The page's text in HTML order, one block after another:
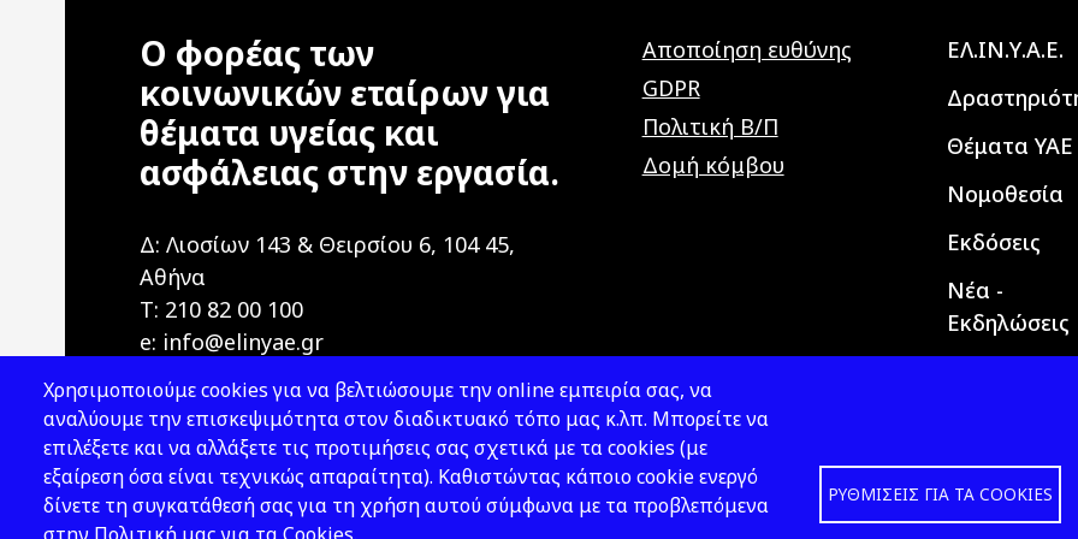
Ο φορέας των
κοινωνικών εταίρων για
θέματα υγείας και
ασφάλειας στην εργασία.
Δ: Λιοσίων 143 & Θειρσίου 6, 104 45,
Αθήνα
T: 210 82 00 100
e: info@elinyae.gr
Αποποίηση ευθύνης
GDPR
Πολιτική Β/Π
Δομή κόμβου
Main
ΕΛ.ΙΝ.Υ.Α.Ε.
Θέματα ΥΑΕ
Νομοθεσία
Εκδόσεις
Νέα -
Εκδηλώσεις
Χρησιμοποιούμε cookies για να βελτιώσουμε την online εμπειρία σας, να
αναλύουμε την επισκεψιμότητα στον διαδικτυακό τόπο μας κ.λπ. Μπορείτε να
επιλέξετε και να αλλάξετε τις προτιμήσεις σας σχετικά με τα cookies (με
εξαίρεση όσα είναι τεχνικώς απαραίτητα). Καθιστώντας κάποιο cookie ενεργό
δίνετε τη συγκατάθεσή σας για τη χρήση αυτού σύμφωνα με τα προβλεπόμενα
ΡΥΘΜΊΣΕΙΣ ΓΙΑ ΤΑ COOKIES
2026 © ΕΛ.ΙΝ.Υ.Α.Ε. Design